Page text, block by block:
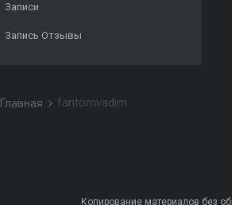
Записи
Запись Отзывы
Главная fantomvadim
Копирование материалов без